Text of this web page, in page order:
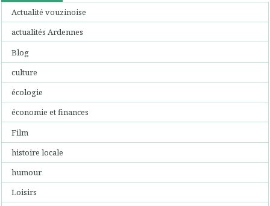
Actualité vouzinoise
actualités Ardennes
Blog
culture
écologie
économie et finances
Film
histoire locale
humour
Loisirs